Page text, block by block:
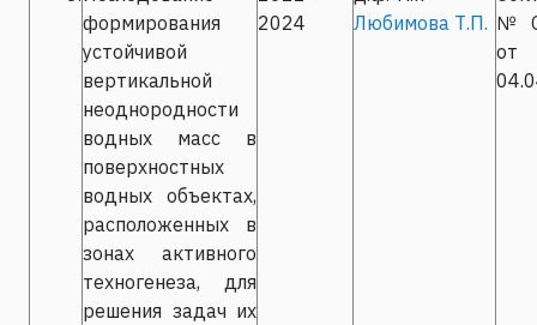
формирования
устойчивой
вертикальной
неоднородности
водных масс в
поверхностных
водных объектах,
расположенных в
зонах активного
техногенеза, для
решения задач их
2024
Любимова Т.П.
от